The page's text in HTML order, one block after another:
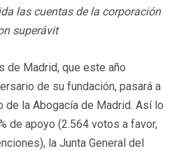
las cuentas de la corporación
superávit
de Madrid, que este año
de su fundación, pasará a
de la Abogacía de Madrid. Así lo
de apoyo (2.564 votos a favor,
la Junta General del